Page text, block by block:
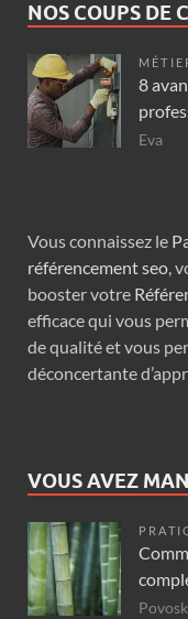
NOS COUPS DE
8
Eva
Vous connaissez le
référencement seo,
booster votre
efficace qui vous
de qualité et vous
déconcertante
VOUS AVEZ